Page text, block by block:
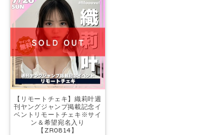
【リモートチェキ】織莉叶週
刊ヤングジャンプ掲載記念イ
ベントリモートチェキ※サイ
ン＆希望宛名入り
【ZR0814】